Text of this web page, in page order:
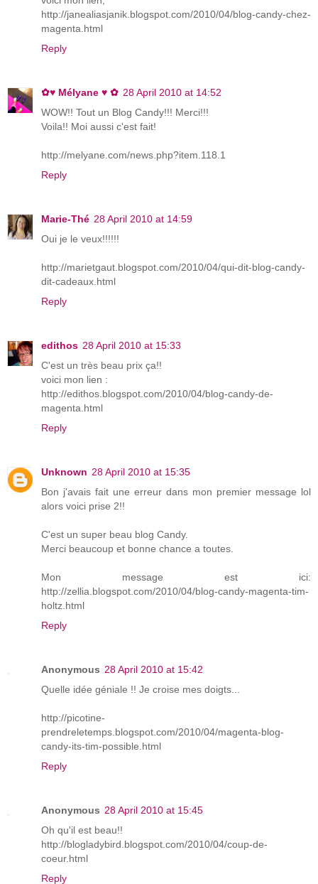
http://janealiasjanik.blogspot.com/2010/04/blog-candy-chez-
magenta.html
Reply
✿♥ Mélyane ♥ ✿ 28 April 2010 at 14:52
WOW!! Tout un Blog Candy!!! Merci!!!
Voila!! Moi aussi c'est fait!
http://melyane.com/news.php?item.118.1
Reply
Marie-Thé 28 April 2010 at 14:59
Oui je le veux!!!!!!
http://marietgaut.blogspot.com/2010/04/qui-dit-blog-candy-
dit-cadeaux.html
Reply
edithos 28 April 2010 at 15:33
C'est un très beau prix ça!!
voici mon lien :
http://edithos.blogspot.com/2010/04/blog-candy-de-
magenta.html
Reply
Unknown 28 April 2010 at 15:35
Bon j'avais fait une erreur dans mon premier message lol
alors voici prise 2!!
C'est un super beau blog Candy.
Merci beaucoup et bonne chance a toutes.
Mon message est ici:
http://zellia.blogspot.com/2010/04/blog-candy-magenta-tim-
holtz.html
Reply
Anonymous 28 April 2010 at 15:42
Quelle idée géniale !! Je croise mes doigts...
http://picotine-
prendreletemps.blogspot.com/2010/04/magenta-blog-
candy-its-tim-possible.html
Reply
Anonymous 28 April 2010 at 15:45
Oh qu'il est beau!!
http://blogladybird.blogspot.com/2010/04/coup-de-
coeur.html
Reply